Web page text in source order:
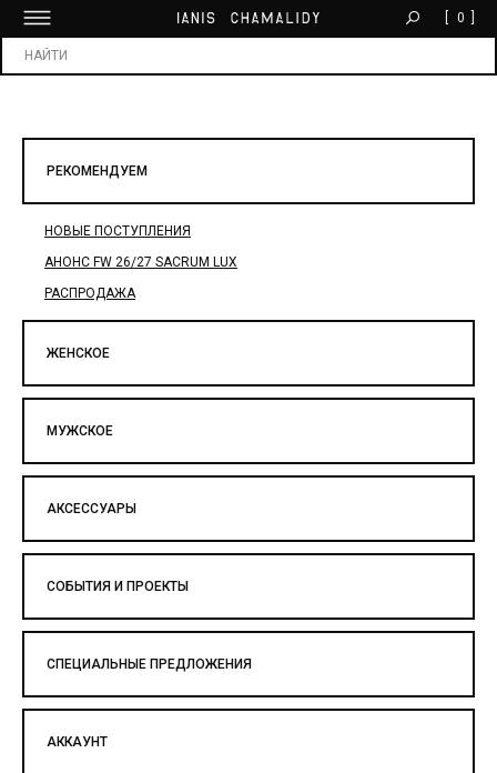
0
РЕКОМЕНДУЕМ
НОВЫЕ ПОСТУПЛЕНИЯ
АНОНС FW 26/27 SACRUM LUX
РАСПРОДАЖА
ЖЕНСКОЕ
МУЖСКОЕ
АКСЕССУАРЫ
СОБЫТИЯ И ПРОЕКТЫ
СПЕЦИАЛЬНЫЕ ПРЕДЛОЖЕНИЯ
АККАУНТ